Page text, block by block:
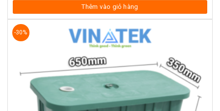
Thêm vào giỏ hàng
-30%